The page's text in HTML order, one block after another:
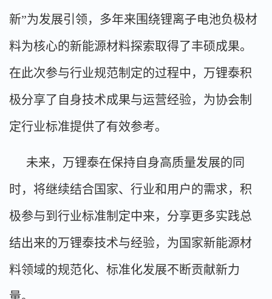
新”为发展引领，多年来围绕锂离子电池负极材
料为核心的新能源材料探索取得了丰硕成果。
在此次参与行业规范制定的过程中，万锂泰积
极分享了自身技术成果与运营经验，为协会制
定行业标准提供了有效参考。
未来，万锂泰在保持自身高质量发展的同
时，将继续结合国家、行业和用户的需求，积
极参与到行业标准制定中来，分享更多实践总
结出来的万锂泰技术与经验，为国家新能源材
料领域的规范化、标准化发展不断贡献新力